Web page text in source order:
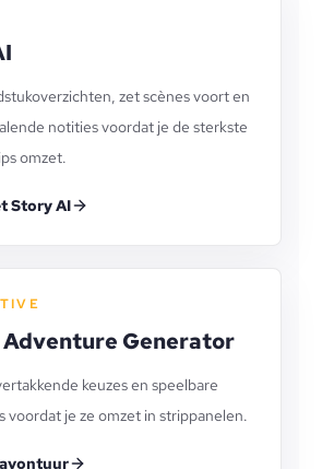
zet scènes voort en
notities voordat je de sterkste
omzet.
Story AI
Adventure Generator
keuzes en speelbare
voordat je ze omzet in strippanelen.